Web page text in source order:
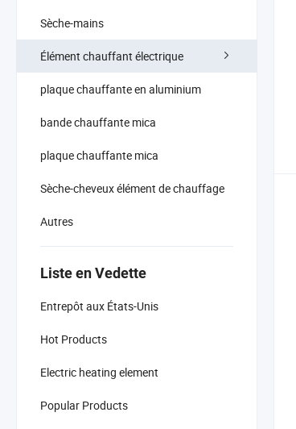
Sèche-mains
Élément chauffant électrique
plaque chauffante en aluminium
bande chauffante mica
plaque chauffante mica
Sèche-cheveux élément de chauffage
Autres
Liste en Vedette
Entrepôt aux États-Unis
Hot Products
Electric heating element
Popular Products